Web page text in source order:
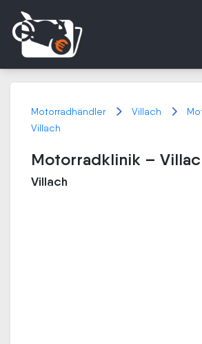
Motorradhändler Villach
Villach
Motorradklinik –
Villach